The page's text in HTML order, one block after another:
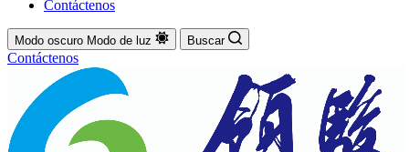
Contáctenos
Modo oscuro Modo de luz Buscar
Contáctenos